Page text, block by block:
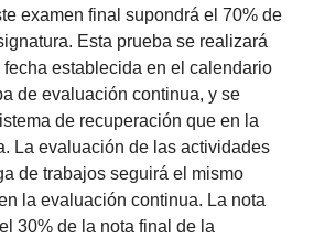
examen final supondrá el 70% de
Esta prueba se realizará
establecida en el calendario
de evaluación continua, y se
de recuperación que en la
La evaluación de las actividades
de trabajos seguirá el mismo
la evaluación continua. La nota
30% de la nota final de la